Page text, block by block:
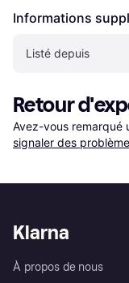
Informations
Listé depuis
Retour
Avez-vous remarqué
signaler des
Klarna
À propos de nous